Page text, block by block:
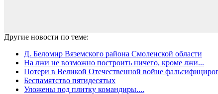
Другие новости по теме:
Д. Беломир Вяземского района Смоленской области
На лжи не возможно построить ничего, кроме лжи...
Потери в Великой Отечественной войне
Беспамятство пятидесятых
Уложены под плитку командиры....